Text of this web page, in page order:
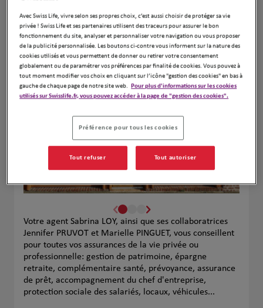
Leaflet| Map ©2026
Naviguer Itinéraire
Votre agent Sabrina LOY, ainsi que ses collaboratrices
Jennifer PRUVOT et Marielle PINGUET, vous conseillent
pour toutes vos assurances de la vie privée ou
professionnelle: gestion de patrimoine, épargne
retraite, complémentaire santé, prévoyance, assurance
de prêt, accompagnement du chef d'entreprise,
protection sociale des salariés, locaux, véhicules...
Avec Swiss Life, vivre selon ses propres choix, c’est aussi choisir de protéger sa vie
privée ! Swiss Life et ses partenaires utilisent des traceurs pour assurer le bon
fonctionnement du site, analyser et personnaliser votre navigation ou vous proposer
de la publicité personnalisée. Les boutons ci-contre vous informent sur la nature des
cookies utilisés et vous permettent de donner ou retirer votre consentement
globalement ou de paramétrer vos préférences par finalité de cookies. Vous pouvez à
tout moment modifier vos choix en cliquant sur l’icône "gestion des cookies" en bas à
gauche de chaque page de notre site web. Pour plus d'informations sur les cookies
utilisés sur Swisslife.fr, vous pouvez accéder à la page de "gestion des cookies".
Préférence pour tous les cookies
Tout refuser Tout autoriser